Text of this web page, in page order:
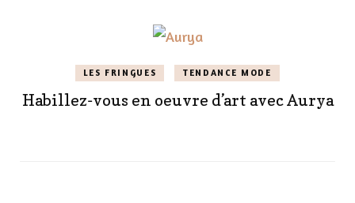
LES FRINGUES TENDANCE MODE
Habillez-vous en oeuvre d’art avec Aurya